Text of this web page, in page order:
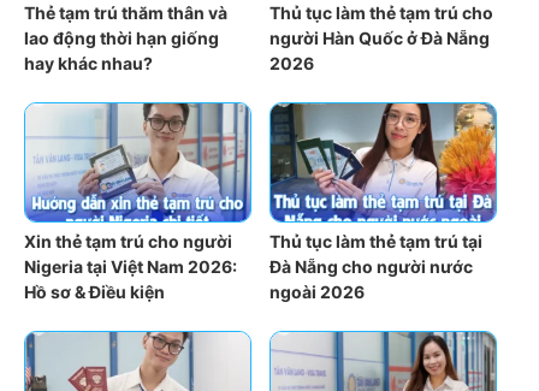
Thẻ tạm trú thăm thân và
lao động thời hạn giống
hay khác nhau?
Thủ tục làm thẻ tạm trú cho
người Hàn Quốc ở Đà Nẵng
2026
Xin thẻ tạm trú cho người
Nigeria tại Việt Nam 2026:
Hồ sơ & Điều kiện
Thủ tục làm thẻ tạm trú tại
Đà Nẵng cho người nước
ngoài 2026